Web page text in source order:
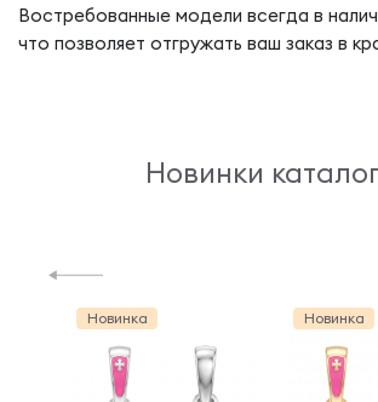
Востребованные модели всегда в
что позволяет отгружать ваш заказ в
Новинки
Новинка Новинка